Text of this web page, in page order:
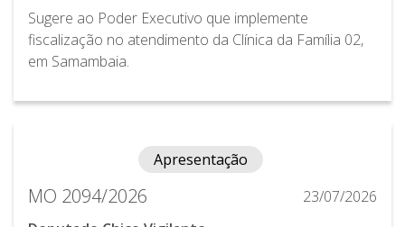
Sugere ao Poder Executivo que implemente
fiscalização no atendimento da Clínica da Família 02,
em Samambaia.
Apresentação
MO 2094/2026
23/07/2026